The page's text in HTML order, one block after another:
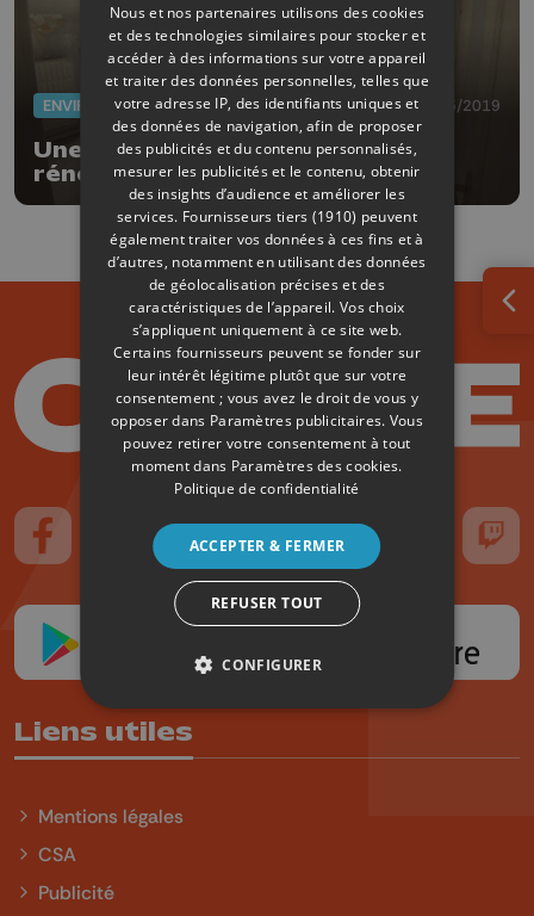
ENVIRONNEMENT 31/05/2019
Une plate-forme locale de
rénovation énergétique pour
Seraing
Suivez-nous sur FaceBook
Suivez-nous sur Instagram
Suivez-nous sur TikTokSuivez-nous sur YouTube
Suivez-nous
Liens utiles
Mentions légales
CSA
Publicité
Nous et nos partenaires utilisons des cookies
et des technologies similaires pour stocker et
accéder à des informations sur votre appareil
et traiter des données personnelles, telles que
votre adresse IP, des identifiants uniques et
des données de navigation, afin de proposer
des publicités et du contenu personnalisés,
mesurer les publicités et le contenu, obtenir
des insights d’audience et améliorer les
services. Fournisseurs tiers (1910) peuvent
également traiter vos données à ces fins et à
d’autres, notamment en utilisant des données
de géolocalisation précises et des
caractéristiques de l’appareil. Vos choix
s’appliquent uniquement à ce site web.
Certains fournisseurs peuvent se fonder sur
leur intérêt légitime plutôt que sur votre
consentement ; vous avez le droit de vous y
opposer dans Paramètres publicitaires. Vous
pouvez retirer votre consentement à tout
moment dans Paramètres des cookies.
Politique de confidentialité
ACCEPTER & FERMER
REFUSER TOUT
CONFIGURER